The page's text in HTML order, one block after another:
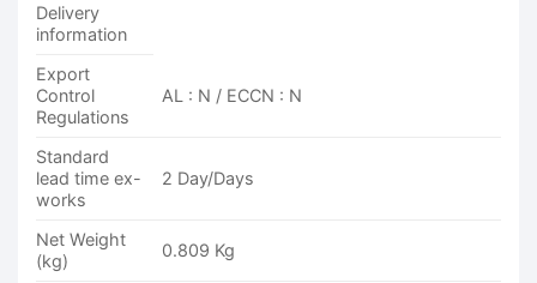
Delivery
information
Export
Control
Regulations
AL : N / ECCN : N
Standard
lead time ex-
works
2 Day/Days
Net Weight
(kg)
0.809 Kg